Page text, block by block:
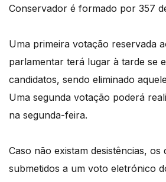
Conservador é formado por 357
Uma primeira votação reservada
parlamentar terá lugar à tarde se
candidatos, sendo eliminado
Uma segunda votação poderá
na segunda-feira.
Caso não existam desistências, os
submetidos a um voto eletrónico